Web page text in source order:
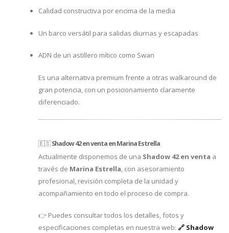
Calidad constructiva por encima de la media
Un barco versátil para salidas diurnas y escapadas
ADN de un astillero mítico como Swan
Es una alternativa premium frente a otras walkaround de
gran potencia, con un posicionamiento claramente
diferenciado.
🇪🇸Shadow 42 en venta en Marina Estrella
Actualmente disponemos de una Shadow 42 en venta a
través de Marina Estrella, con asesoramiento
profesional, revisión completa de la unidad y
acompañamiento en todo el proceso de compra.
👉 Puedes consultar todos los detalles, fotos y
especificaciones completas en nuestra web: 🔗 Shadow